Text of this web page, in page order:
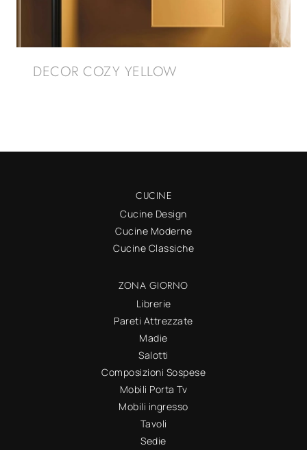
DECOR COZY YELLOW
CUCINE
Cucine Design
Cucine Moderne
Cucine Classiche
ZONA GIORNO
Librerie
Pareti Attrezzate
Madie
Salotti
Composizioni Sospese
Mobili Porta Tv
Mobili ingresso
Tavoli
Sedie